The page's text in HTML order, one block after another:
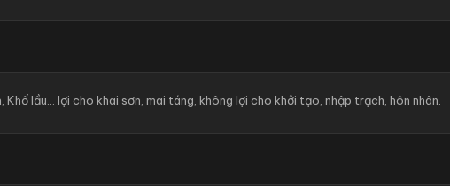
lầu… lợi cho khai sơn, mai táng, không lợi cho khởi tạo, nhập trạch, hôn nhân.